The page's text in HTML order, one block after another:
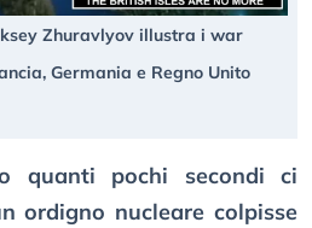
Zhuravlyov illustra i war
Germania e Regno Unito
quanti pochi secondi ci
ordigno nucleare colpisse